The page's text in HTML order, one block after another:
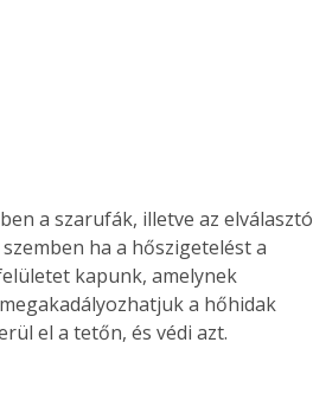
a szarufák, illetve az elválasztó
ha a hőszigetelést a
kapunk, amelynek
a hőhidak
el a tetőn, és védi azt.